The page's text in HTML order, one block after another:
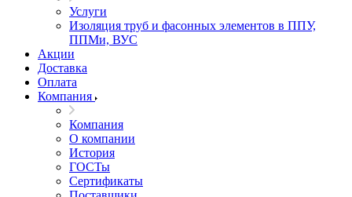
Услуги
Изоляция труб и фасонных элементов в ППУ,
ППМи, ВУС
Акции
Доставка
Оплата
Компания
Компания
О компании
История
ГОСТы
Сертификаты